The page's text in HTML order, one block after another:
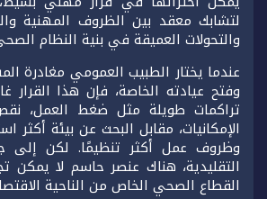
لتشابك معقد بين الظروف المهنية
والتحولات العميقة في بنية النظام
عندما يختار الطبيب العمومي مغادرة
وفتح عيادته الخاصة، فإن هذا القرار
تراكمات طويلة مثل ضغط العمل،
الإمكانيات، مقابل البحث عن بيئة أكثر
وظروف عمل أكثر تنظيمًا. لكن إلى
التقليدية، هناك عنصر حاسم لا يمكن
القطاع الصحي الخاص من الناحية